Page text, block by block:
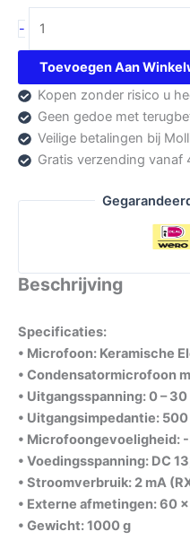
-
AV-
508
Tafelmicrofoon
(Kenwood)
aantal
Toevoegen Aan
Kopen zonder risico u
Geen gedoe met
Veilige betalingen bij
Gratis verzending vanaf
Beschrijving
Specificaties:
• Microfoon: Keramische
• Condensatormicrofoon
• Uitgangsspanning: 0 – 30
• Uitgangsimpedantie: 500
• Microfoongevoeligheid:
• Voedingsspanning: DC
• Stroomverbruik: 2 mA
• Externe afmetingen: 60
• Gewicht: 1000 g